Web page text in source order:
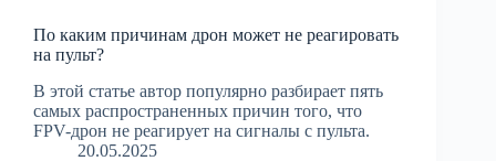
По каким причинам дрон может не реагировать
на пульт?
В этой статье автор популярно разбирает пять
самых распространенных причин того, что
FPV-дрон не реагирует на сигналы с пульта.
20.05.2025